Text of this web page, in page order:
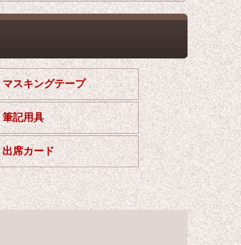
マスキングテープ
筆記用具
出席カード